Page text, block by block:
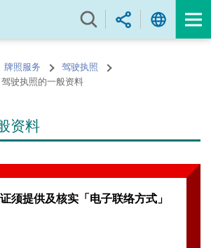
牌照服务
驾驶执照
驾驶执照的一般资料
资料
须提供及核实「电子联络方式」